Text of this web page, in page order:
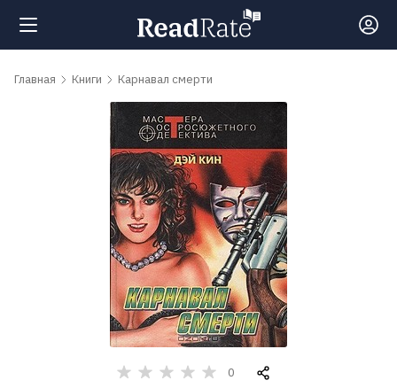
Поиск
обсуждаемые
Главная Книги Карнавал смерти
0